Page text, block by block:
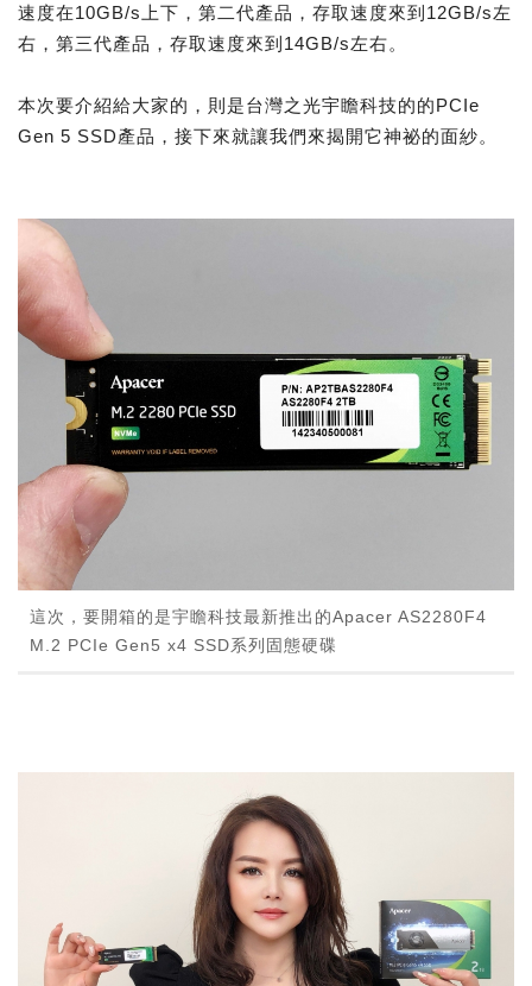
速度在10GB/s上下，第二代產品，存取速度來到12GB/s左
右，第三代產品，存取速度來到14GB/s左右。
本次要介紹給大家的，則是台灣之光宇瞻科技的的PCIe
Gen 5 SSD產品，接下來就讓我們來揭開它神祕的面紗。
這次，要開箱的是宇瞻科技最新推出的Apacer AS2280F4
M.2 PCIe Gen5 x4 SSD系列固態硬碟